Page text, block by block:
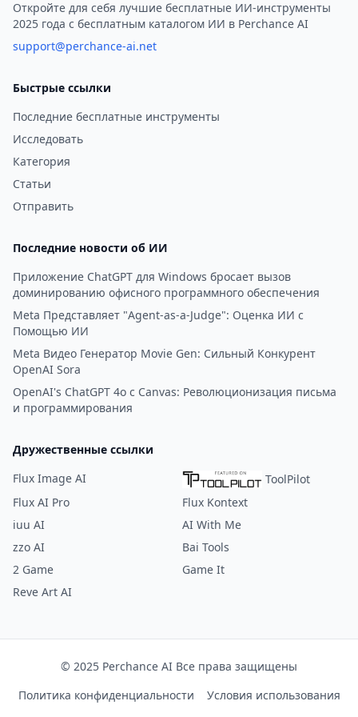
Откройте для себя лучшие бесплатные ИИ-инструменты
2025 года с бесплатным каталогом ИИ в Perchance AI
support@perchance-ai.net
Быстрые ссылки
Последние бесплатные инструменты
Исследовать
Категория
Статьи
Отправить
Последние новости об ИИ
Приложение ChatGPT для Windows бросает вызов
доминированию офисного программного обеспечения
Meta Представляет "Agent-as-a-Judge": Оценка ИИ с
Помощью ИИ
Meta Видео Генератор Movie Gen: Сильный Конкурент
OpenAI Sora
OpenAI's ChatGPT 4o с Canvas: Революционизация письма
и программирования
Дружественные ссылки
Flux Image AI
ToolPilot
Flux AI Pro
Flux Kontext
iuu AI
AI With Me
zzo AI
Bai Tools
2 Game
Game It
Reve Art AI
© 2025 Perchance AI Все права защищены
Политика конфиденциальности
Условия использования